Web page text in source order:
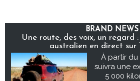
BRAND NEWS
Une route, des voix, un regard
australien en direct sur
À partir du
suivra une
5 000